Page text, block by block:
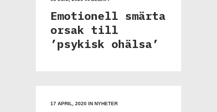
Emotionell smärta
orsak till
’psykisk ohälsa’
17 APRIL, 2020 IN NYHETER